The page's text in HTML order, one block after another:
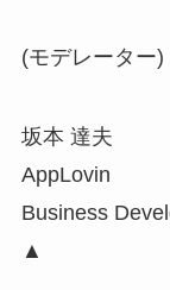
(モデレーター)
坂本 達夫
AppLovin
Business
▲